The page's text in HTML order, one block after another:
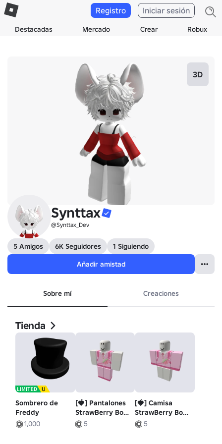
Destacadas Mercado Crear Robux
Registro Iniciar sesión
3D
Synttax
@Synttax_Dev
5 Amigos 6K Seguidores
1 Siguiendo
Añadir amistad
Sobre mí Creaciones
Tienda
Sombrero de
Freddy
1,000
[🍓] Pantalones
StrawBerry Boy
V3 [🍓]
5
[🍓] Camisa
StrawBerry Boy
V3 [🍓]
5